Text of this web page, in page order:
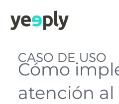
CASO DE USO
Cómo
atención